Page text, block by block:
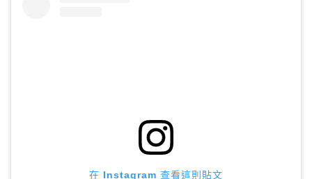
在 Instagram 查看這則貼文